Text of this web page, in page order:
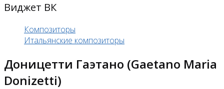
Виджет ВК
Композиторы
Итальянские композиторы
Доницетти Гаэтано (Gaetano Maria
Donizetti)